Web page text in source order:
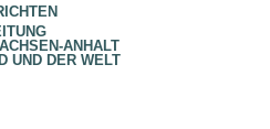
ANHALT
UND DER WELT